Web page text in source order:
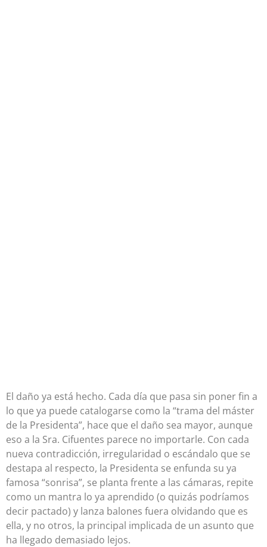
El daño ya está hecho. Cada día que pasa sin poner fin a
lo que ya puede catalogarse como la “trama del máster
de la Presidenta”, hace que el daño sea mayor, aunque
eso a la Sra. Cifuentes parece no importarle. Con cada
nueva contradicción, irregularidad o escándalo que se
destapa al respecto, la Presidenta se enfunda su ya
famosa “sonrisa”, se planta frente a las cámaras, repite
como un mantra lo ya aprendido (o quizás podríamos
decir pactado) y lanza balones fuera olvidando que es
ella, y no otros, la principal implicada de un asunto que
ha llegado demasiado lejos.